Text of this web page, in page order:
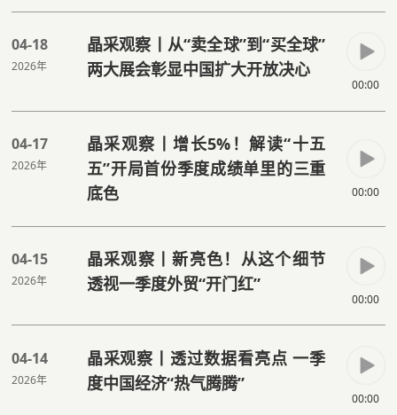
04-18
2026年
晶采观察丨从“卖全球”到“买全球”
两大展会彰显中国扩大开放决心
00:00
04-17
2026年
晶采观察丨增长5%！解读“十五
五”开局首份季度成绩单里的三重
底色
00:00
04-15
2026年
晶采观察丨新亮色！从这个细节
透视一季度外贸“开门红”
00:00
04-14
2026年
晶采观察丨透过数据看亮点 一季
度中国经济“热气腾腾”
00:00